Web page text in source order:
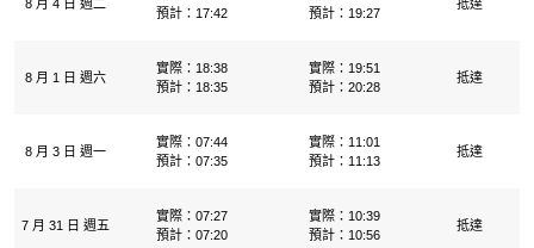
8 月 4 日 週二
預計：17:42
預計：19:27
抵達
8 月 1 日 週六
實際：18:38
預計：18:35
實際：19:51
預計：20:28
抵達
8 月 3 日 週一
實際：07:44
預計：07:35
實際：11:01
預計：11:13
抵達
7 月 31 日 週五
實際：07:27
預計：07:20
實際：10:39
預計：10:56
抵達